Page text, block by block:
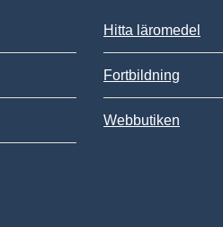
Hitta läromedel
Fortbildning
Webbutiken